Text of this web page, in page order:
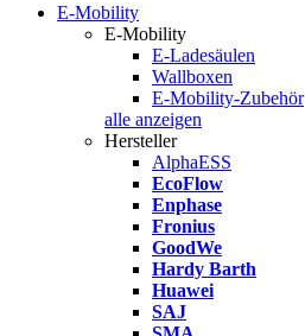
E-Mobility
E-Mobility
E-Ladesäulen
Wallboxen
E-Mobility-Zubehör
alle anzeigen
Hersteller
AlphaESS
EcoFlow
Enphase
Fronius
GoodWe
Hardy Barth
Huawei
SAJ